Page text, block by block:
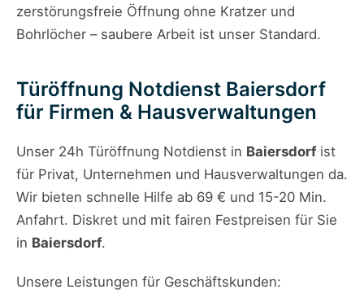
zerstörungsfreie Öffnung ohne Kratzer und
Bohrlöcher – saubere Arbeit ist unser Standard.
Türöffnung Notdienst Baiersdorf
für Firmen & Hausverwaltungen
Unser 24h Türöffnung Notdienst in Baiersdorfist
für Privat, Unternehmen und Hausverwaltungen da.
Wir bieten schnelle Hilfe ab 69 € und 15-20 Min.
Anfahrt. Diskret und mit fairen Festpreisen für Sie
in Baiersdorf.
Unsere Leistungen für Geschäftskunden: